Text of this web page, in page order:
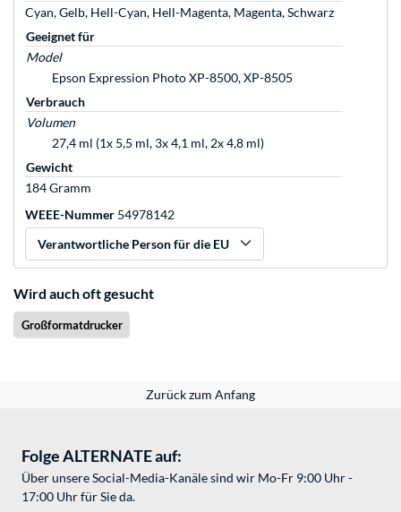
Cyan, Gelb, Hell-Cyan, Hell-Magenta, Magenta, Schwarz
Geeignet für
Model
Epson Expression Photo XP-8500, XP-8505
Verbrauch
Volumen
27,4 ml (1x 5,5 ml, 3x 4,1 ml, 2x 4,8 ml)
Gewicht
184 Gramm
WEEE-Nummer 54978142
Verantwortliche Person für die EU
Wird auch oft gesucht
Großformatdrucker
Zurück zum Anfang
Folge ALTERNATE auf:
Über unsere Social-Media-Kanäle sind wir Mo-Fr 9:00 Uhr -
17:00 Uhr für Sie da.